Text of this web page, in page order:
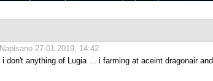
Napisano 27-01-2019, 14:42
i don't anything of Lugia ... i farming at aceint dragonair